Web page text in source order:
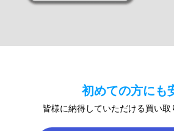
初めての方にも
皆様に納得していただける買い取